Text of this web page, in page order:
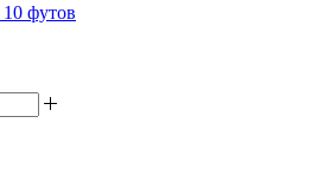
футов